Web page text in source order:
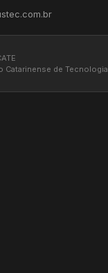
Catarinense de Tecnologia